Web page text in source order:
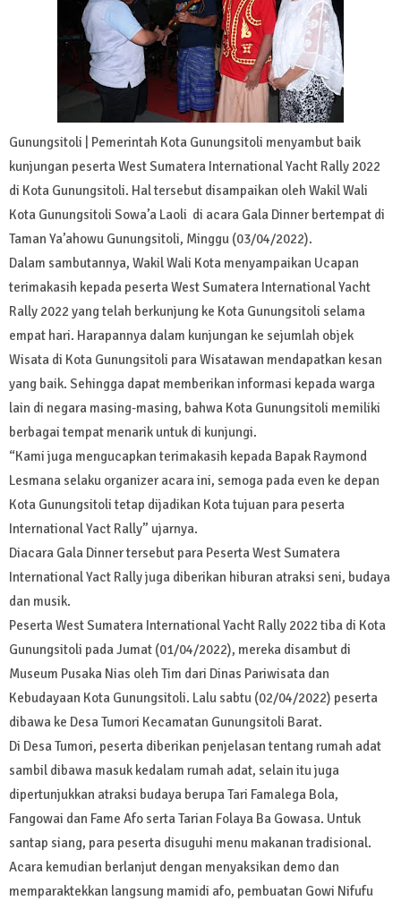
Gunungsitoli | Pemerintah Kota Gunungsitoli menyambut baik
kunjungan peserta West Sumatera International Yacht Rally 2022
di Kota Gunungsitoli. Hal tersebut disampaikan oleh Wakil Wali
Kota Gunungsitoli Sowa’a Laoli di acara Gala Dinner bertempat di
Taman Ya’ahowu Gunungsitoli, Minggu (03/04/2022).
Dalam sambutannya, Wakil Wali Kota menyampaikan Ucapan
terimakasih kepada peserta West Sumatera International Yacht
Rally 2022 yang telah berkunjung ke Kota Gunungsitoli selama
empat hari. Harapannya dalam kunjungan ke sejumlah objek
Wisata di Kota Gunungsitoli para Wisatawan mendapatkan kesan
yang baik. Sehingga dapat memberikan informasi kepada warga
lain di negara masing-masing, bahwa Kota Gunungsitoli memiliki
berbagai tempat menarik untuk di kunjungi.
“Kami juga mengucapkan terimakasih kepada Bapak Raymond
Lesmana selaku organizer acara ini, semoga pada even ke depan
Kota Gunungsitoli tetap dijadikan Kota tujuan para peserta
International Yact Rally” ujarnya.
Diacara Gala Dinner tersebut para Peserta West Sumatera
International Yact Rally juga diberikan hiburan atraksi seni, budaya
dan musik.
Peserta West Sumatera International Yacht Rally 2022 tiba di Kota
Gunungsitoli pada Jumat (01/04/2022), mereka disambut di
Museum Pusaka Nias oleh Tim dari Dinas Pariwisata dan
Kebudayaan Kota Gunungsitoli. Lalu sabtu (02/04/2022) peserta
dibawa ke Desa Tumori Kecamatan Gunungsitoli Barat.
Di Desa Tumori, peserta diberikan penjelasan tentang rumah adat
sambil dibawa masuk kedalam rumah adat, selain itu juga
dipertunjukkan atraksi budaya berupa Tari Famalega Bola,
Fangowai dan Fame Afo serta Tarian Folaya Ba Gowasa. Untuk
santap siang, para peserta disuguhi menu makanan tradisional.
Acara kemudian berlanjut dengan menyaksikan demo dan
memparaktekkan langsung mamidi afo, pembuatan Gowi Nifufu